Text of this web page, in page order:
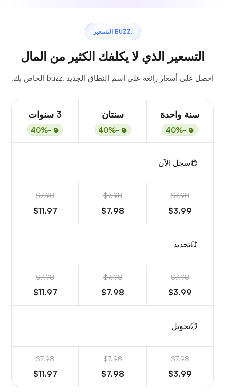
.BUZZ التسعير
التسعير الذي لا يكلفك الكثير من المال
احصل على أسعار رائعة على اسم النطاق الجديد .buzz الخاص بك.
سنة واحدة
-40%
سنتان
-40%
3 سنوات
-40%
سجل الآن
$7.98
$3.99
$7.98
$7.98
$7.98
$11.97
تجديد
$7.98
$3.99
$7.98
$7.98
$7.98
$11.97
تحويل
$7.98
$3.99
$7.98
$7.98
$7.98
$11.97